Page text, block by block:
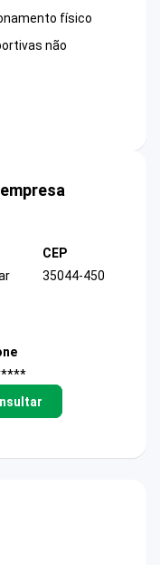
físico
não
CEP
35044-450